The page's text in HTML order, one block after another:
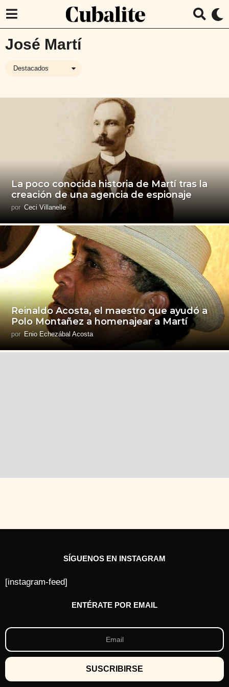
José Martí
Destacados
La poco conocida historia de Martí tras la
creación de una agencia de espionaje
por Ceci Villanelle
Reinaldo Acosta, el maestro que ayudó a
Polo Montañez a homenajear a Martí
por Enio Echezábal Acosta
SÍGUENOS EN INSTAGRAM
[instagram-feed]
ENTÉRATE POR EMAIL